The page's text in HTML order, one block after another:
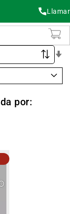
Llamar
por: